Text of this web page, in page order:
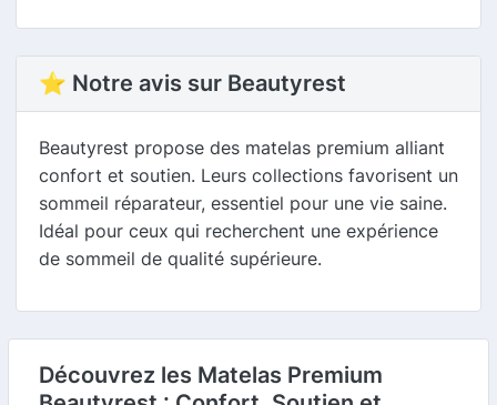
⭐ Notre avis sur Beautyrest
Beautyrest propose des matelas premium alliant
confort et soutien. Leurs collections favorisent un
sommeil réparateur, essentiel pour une vie saine.
Idéal pour ceux qui recherchent une expérience
de sommeil de qualité supérieure.
Découvrez les Matelas Premium